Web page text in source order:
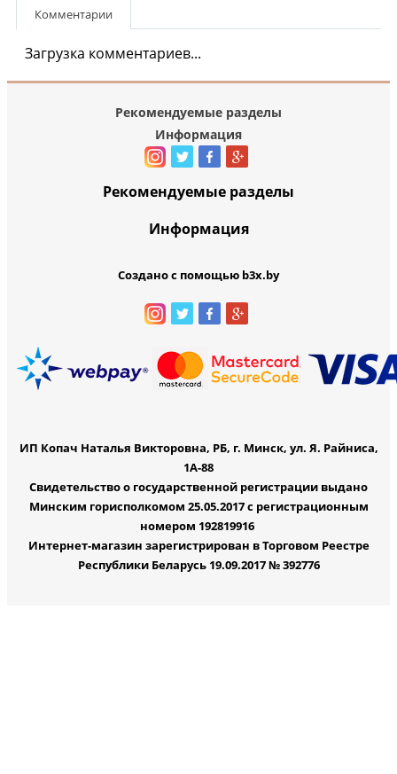
Комментарии
Загрузка комментариев...
Рекомендуемые разделы
Информация
Рекомендуемые разделы
Информация
Создано с помощью b3x.by
ИП Копач Наталья Викторовна, РБ, г. Минск, ул. Я. Райниса,
1А-88
Свидетельство о государственной регистрации выдано
Минским горисполкомом 25.05.2017 с регистрационным
номером 192819916
Интернет-магазин зарегистрирован в Торговом Реестре
Республики Беларусь 19.09.2017 № 392776